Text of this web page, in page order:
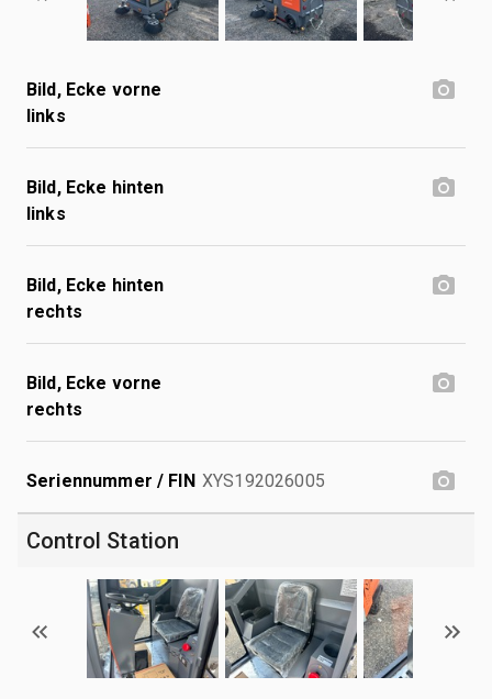
Bild, Ecke vorne
links
Bild, Ecke hinten
links
Bild, Ecke hinten
rechts
Bild, Ecke vorne
rechts
Seriennummer / FIN XYS192026005
Control Station